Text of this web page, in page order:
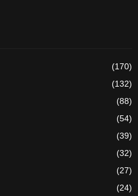
(170)
(132)
(88)
(54)
(39)
(32)
(27)
(24)